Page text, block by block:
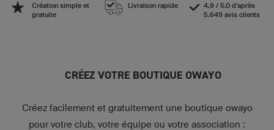
Création simple et
gratuite
Livraison rapide
4.9 / 5.0 d'après
5.649 avis clients
CRÉEZ VOTRE BOUTIQUE OWAYO
Créez facilement et gratuitement une boutique owayo
pour votre club, votre équipe ou votre association :